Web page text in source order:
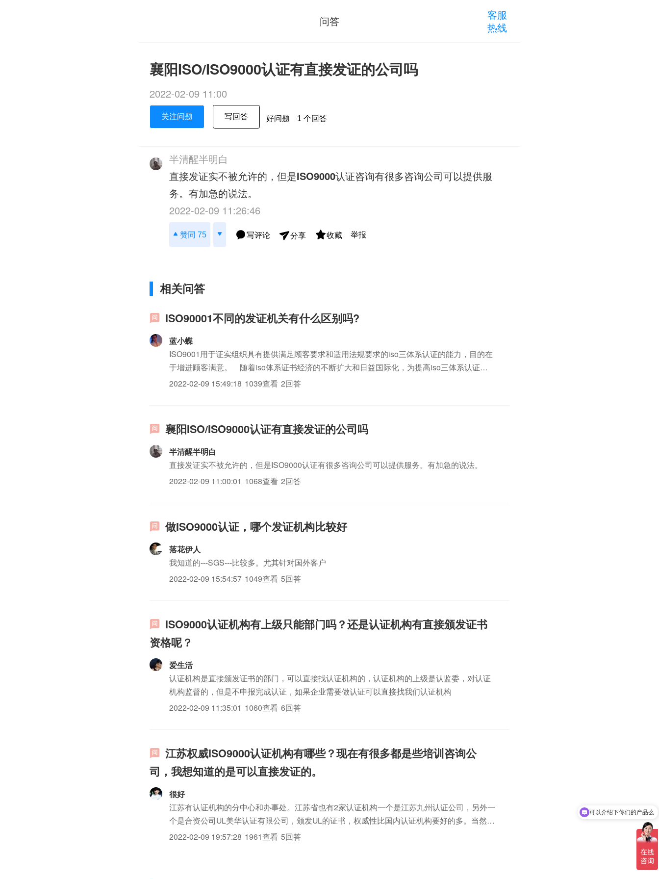
问答
客服
热线
襄阳ISO/ISO9000认证有直接发证的公司吗
2022-02-09 11:00
关注问题 写回答 好问题 1 个回答
半清醒半明白
直接发证实不被允许的，但是ISO9000认证咨询有很多咨询公司可以提供服
务。有加急的说法。
2022-02-09 11:26:46
赞同 75 写评论 分享 收藏 举报
相关问答
ISO90001不同的发证机关有什么区别吗?
蓝小蝶
ISO9001用于证实组织具有提供满足顾客要求和适用法规要求的iso三体系认证的能力，目的在
于增进顾客满意。 随着iso体系证书经济的不断扩大和日益国际化，为提高iso三体系认证的
信誉、减少重复检验、削弱和消除贸易技术壁垒、维护生产者、经销者、用户和消费者各方权
2022-02-09 15:49:18 1039查看 2回答
襄阳ISO/ISO9000认证有直接发证的公司吗
半清醒半明白
直接发证实不被允许的，但是ISO9000认证有很多咨询公司可以提供服务。有加急的说法。
2022-02-09 11:00:01 1068查看 2回答
做ISO9000认证，哪个发证机构比较好
落花伊人
我知道的---SGS---比较多。尤其针对国外客户
2022-02-09 15:54:57 1049查看 5回答
ISO9000认证机构有上级只能部门吗？还是认证机构有直接颁发证书
资格呢？
爱生活
认证机构是直接颁发证书的部门，可以直接找认证机构的，认证机构的上级是认监委，对认证
机构监督的，但是不申报完成认证，如果企业需要做认证可以直接找我们认证机构
2022-02-09 11:35:01 1060查看 6回答
江苏权威ISO9000认证机构有哪些？现在有很多都是些培训咨询公
司，我想知道的是可以直接发证的。
很好
江苏有认证机构的分中心和办事处。江苏省也有2家认证机构一个是江苏九州认证公司，另外一
个是合资公司UL美华认证有限公司，颁发UL的证书，权威性比国内认证机构要好的多。当然你
也可以联系中国质量认证中心江苏分中心中国中证集团iso认证标志认证集团江苏分中心等等。
2022-02-09 19:57:28 1961查看 5回答
可以介绍下你们的产品么